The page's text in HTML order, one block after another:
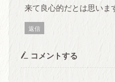
来て良心的だとは思いま
返信
コメントする